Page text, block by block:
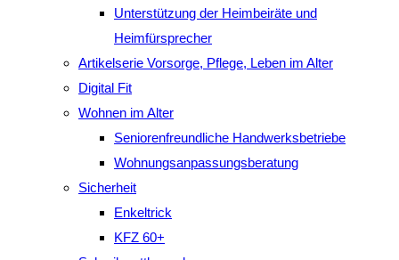
Unterstützung der Heimbeiräte und
Heimfürsprecher
Artikelserie Vorsorge, Pflege, Leben im Alter
Digital Fit
Wohnen im Alter
Seniorenfreundliche Handwerksbetriebe
Wohnungsanpassungsberatung
Sicherheit
Enkeltrick
KFZ 60+